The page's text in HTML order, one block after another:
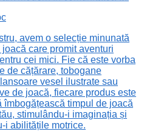
avem o selecție minunată
care promit aventuri
cei mici. Fie că este vorba
de cățărare, tobogane
vesel ilustrate sau
de joacă, fiecare produs este
îmbogățească timpul de joacă
stimulându-i imaginația și
i abilitățile motrice.